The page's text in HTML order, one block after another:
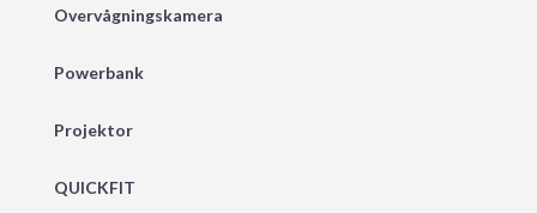
Overvågningskamera
Powerbank
Projektor
QUICKFIT